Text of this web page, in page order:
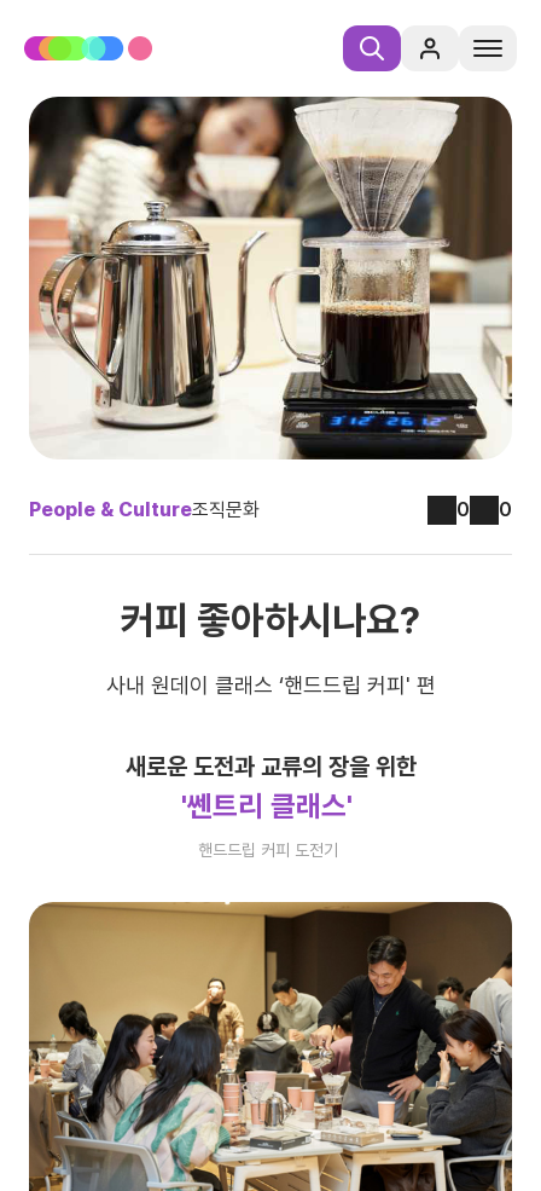
People & Culture조직문화 0 0
커피 좋아하시나요?
사내 원데이 클래스 ‘핸드드립 커피' 편
새로운 도전과 교류의 장을 위한
'쎈트리 클래스'
핸드드립 커피 도전기